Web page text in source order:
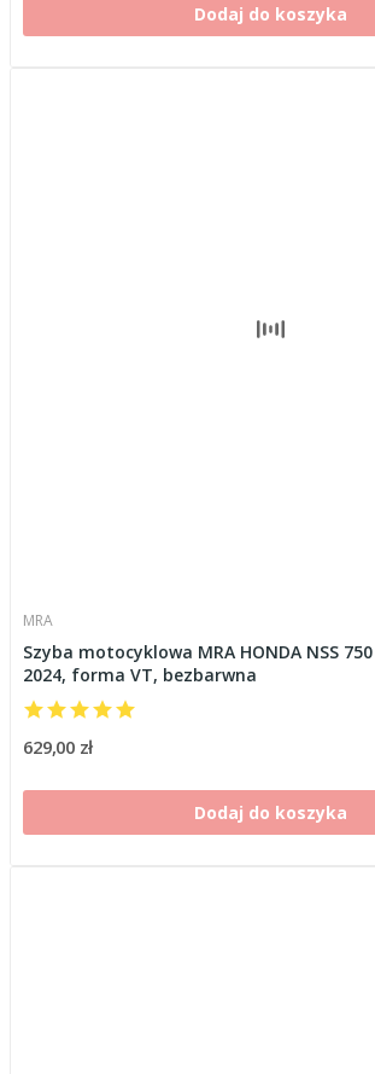
Dodaj do koszyka
MRA
Szyba motocyklowa MRA HONDA NSS 750
2024, forma VT, bezbarwna
629,00 zł
Dodaj do koszyka